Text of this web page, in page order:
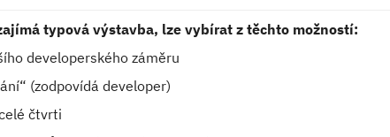
typová výstavba, lze vybírat z těchto možností:
developerského záměru
(zodpovídá developer)
čtvrti